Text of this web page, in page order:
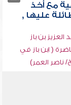
مع أخذ
عليها ,
العزيز بن باز
( ابن باز في
ناصر العمر)